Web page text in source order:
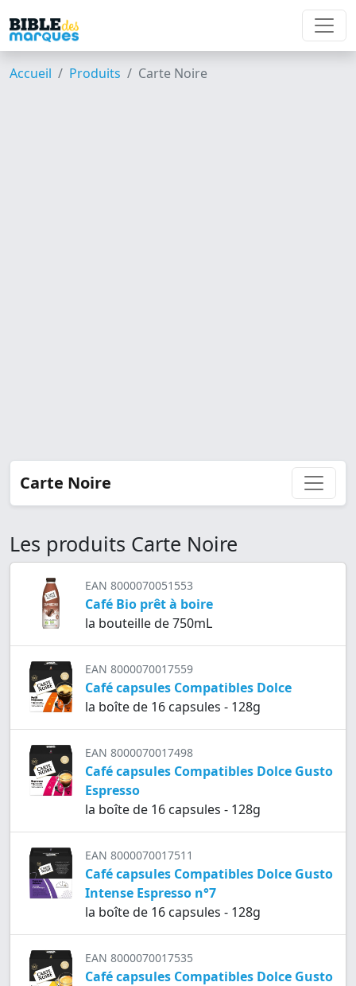
Accueil Produits Carte Noire
Carte Noire
Les produits Carte Noire
EAN 8000070051553
Café Bio prêt à boire
la bouteille de 750mL
EAN 8000070017559
Café capsules Compatibles Dolce
la boîte de 16 capsules - 128g
EAN 8000070017498
Café capsules Compatibles Dolce Gusto
Espresso
la boîte de 16 capsules - 128g
EAN 8000070017511
Café capsules Compatibles Dolce Gusto
Intense Espresso n°7
la boîte de 16 capsules - 128g
EAN 8000070017535
Café capsules Compatibles Dolce Gusto